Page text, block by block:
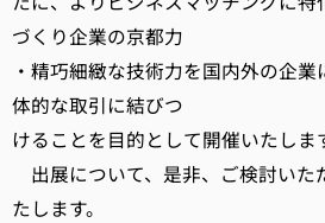
づくり企業の京都力
・精巧細緻な技術力を国内外の企
体的な取引に結びつ
けることを目的として開催いたしま
出展について、是非、ご検討いた
たします。